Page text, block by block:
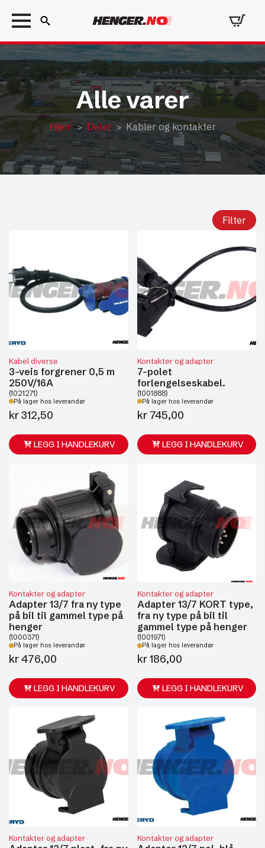
Search
for:
Alle varer
Hjem Deler Kabler og kontakter
Filter
Kabel diverse
3-veis forgrener 0,5 m
250V/16A
(1021271)
På lager hos leverandør
kr312,50
LEGG I HANDLEKURV
Kontakter og adapter
7-polet
forlengelseskabel.
(1001888)
På lager hos leverandør
kr745,00
LEGG I HANDLEKURV
Kontakter og adapter
Adapter 13/7 fra ny type
på bil til gammel type på
henger
(1000371)
På lager hos leverandør
kr476,00
LEGG I HANDLEKURV
Kontakter og adapter
Adapter 13/7 KORT type,
fra ny type på bil til
gammel type på henger
(1001971)
På lager hos leverandør
kr186,00
LEGG I HANDLEKURV
Kontakter og adapter Kontakter og adapter